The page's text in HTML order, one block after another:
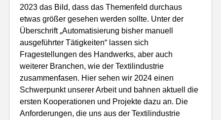
2023 das Bild, dass das Themenfeld durchaus
etwas größer gesehen werden sollte. Unter der
Überschrift „Automatisierung bisher manuell
ausgeführter Tätigkeiten“ lassen sich
Fragestellungen des Handwerks, aber auch
weiterer Branchen, wie der Textilindustrie
zusammenfasen. Hier sehen wir 2024 einen
Schwerpunkt unserer Arbeit und bahnen aktuell die
ersten Kooperationen und Projekte dazu an. Die
Anforderungen, die uns aus der Textilindustrie